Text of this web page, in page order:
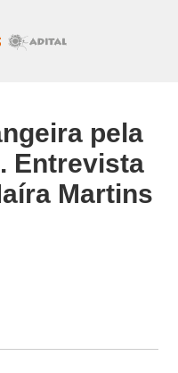
pela
Entrevista
Martins